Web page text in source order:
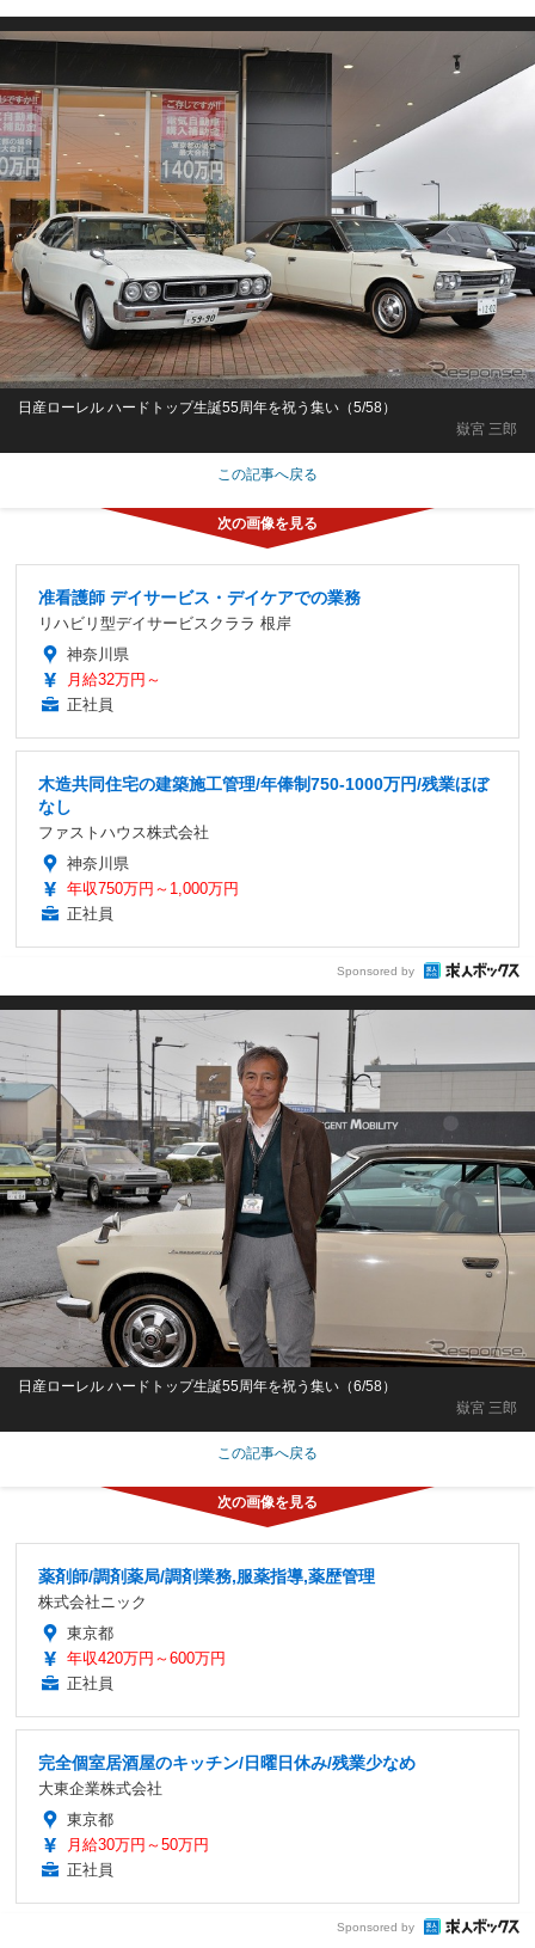
嶽宮 三郎
日産ローレル ハードトップ生誕55周年を祝う集い（5/58）
この記事へ戻る
准看護師 デイサービス・デイケアでの業務
リハビリ型デイサービスクララ 根岸
神奈川県
月給32万円～
正社員
木造共同住宅の建築施工管理/年俸制750-1000万円/残業ほぼ
なし
ファストハウス株式会社
神奈川県
年収750万円～1,000万円
正社員
Sponsored by
嶽宮 三郎
日産ローレル ハードトップ生誕55周年を祝う集い（6/58）
この記事へ戻る
薬剤師/調剤薬局/調剤業務,服薬指導,薬歴管理
株式会社ニック
東京都
年収420万円～600万円
正社員
完全個室居酒屋のキッチン/日曜日休み/残業少なめ
大東企業株式会社
東京都
月給30万円～50万円
正社員
Sponsored by